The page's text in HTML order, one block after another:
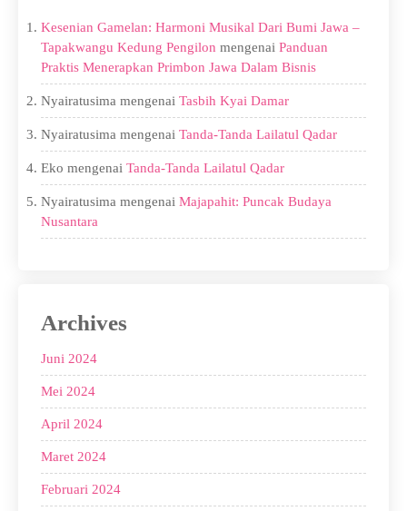
Kesenian Gamelan: Harmoni Musikal Dari Bumi Jawa –
Tapakwangu Kedung Pengilon mengenai Panduan
Praktis Menerapkan Primbon Jawa Dalam Bisnis
Nyairatusima mengenai Tasbih Kyai Damar
Nyairatusima mengenai Tanda-Tanda Lailatul Qadar
Eko mengenai Tanda-Tanda Lailatul Qadar
Nyairatusima mengenai Majapahit: Puncak Budaya
Nusantara
Archives
Juni 2024
Mei 2024
April 2024
Maret 2024
Februari 2024